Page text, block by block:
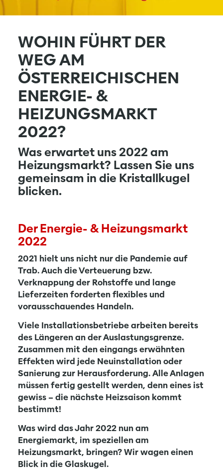
WOHIN FÜHRT DER
WEG AM
ÖSTERREICHISCHEN
ENERGIE- &
HEIZUNGSMARKT
2022?
Was erwartet uns 2022 am
Heizungsmarkt? Lassen Sie uns
gemeinsam in die Kristallkugel
blicken.
Der Energie- & Heizungsmarkt
2022
2021 hielt uns nicht nur die Pandemie auf
Trab. Auch die Verteuerung bzw.
Verknappung der Rohstoffe und lange
Lieferzeiten forderten flexibles und
vorausschauendes Handeln.
Viele Installationsbetriebe arbeiten bereits
des Längeren an der Auslastungsgrenze.
Zusammen mit den eingangs erwähnten
Effekten wird jede Neuinstallation oder
Sanierung zur Herausforderung. Alle Anlagen
müssen fertig gestellt werden, denn eines ist
gewiss – die nächste Heizsaison kommt
bestimmt!
Was wird das Jahr 2022 nun am
Energiemarkt, im speziellen am
Heizungsmarkt, bringen? Wir wagen einen
Blick in die Glaskugel.